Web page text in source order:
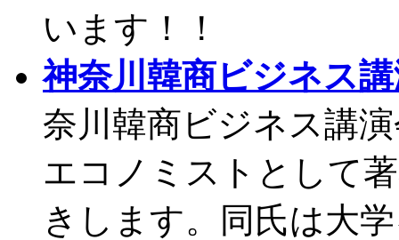
います！！
神奈川韓商ビジネス
奈川韓商ビジネス講
エコノミストとして
きします。同氏は大